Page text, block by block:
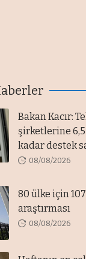
Bakan Kacır:
şirketlerine
kadar destek
08/08/2026
80 ülke için
araştırması
08/08/2026